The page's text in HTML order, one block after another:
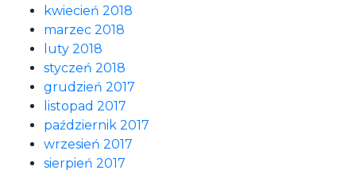
kwiecień 2018
marzec 2018
luty 2018
styczeń 2018
grudzień 2017
listopad 2017
październik 2017
wrzesień 2017
sierpień 2017